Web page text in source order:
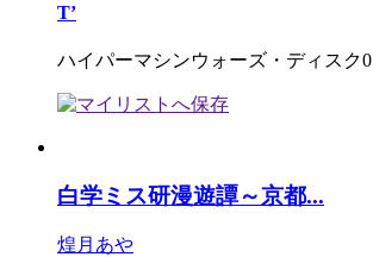
T’
ハイパーマシンウォーズ・ディスク0
白学ミス研漫遊譚～京都...
煌月あや